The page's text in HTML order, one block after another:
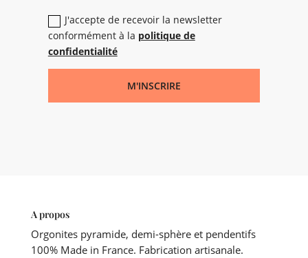
J'accepte de recevoir la newsletter
conformément à la politique de
confidentialité
M'INSCRIRE
A propos
Orgonites pyramide, demi-sphère et pendentifs
100% Made in France. Fabrication artisanale.